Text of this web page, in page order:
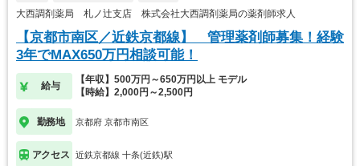
大西調剤薬局 札ノ辻支店 株式会社大西調剤薬局の薬剤師求人
【京都市南区／近鉄京都線】 管理薬剤師募集！経験
3年でMAX650万円相談可能！
給与
【年収】500万円～650万円以上 モデル
【時給】2,000円～2,500円
勤務地 京都府 京都市南区
アクセス 近鉄京都線 十条(近鉄)駅